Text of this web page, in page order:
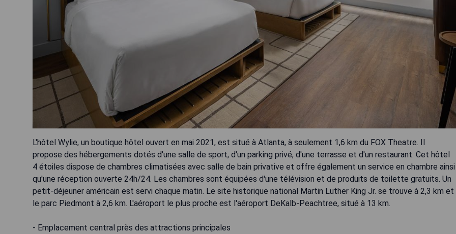
L'hôtel Wylie, un boutique hôtel ouvert en mai 2021, est situé à Atlanta, à seulement 1,6 km du FOX Theatre. Il
propose des hébergements dotés d'une salle de sport, d'un parking privé, d'une terrasse et d'un restaurant. Cet hôtel
4 étoiles dispose de chambres climatisées avec salle de bain privative et offre également un service en chambre ainsi
qu'une réception ouverte 24h/24. Les chambres sont équipées d'une télévision et de produits de toilette gratuits. Un
petit-déjeuner américain est servi chaque matin. Le site historique national Martin Luther King Jr. se trouve à 2,3 km et
le parc Piedmont à 2,6 km. L'aéroport le plus proche est l'aéroport DeKalb-Peachtree, situé à 13 km.
- Emplacement central près des attractions principales